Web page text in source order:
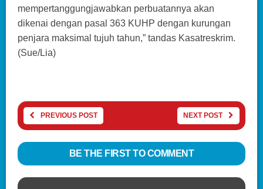
mempertanggungjawabkan perbuatannya akan
dikenai dengan pasal 363 KUHP dengan kurungan
penjara maksimal tujuh tahun,” tandas Kasatreskrim.
(Sue/Lia)
PREVIOUS POST NEXT POST
BE THE FIRST TO COMMENT